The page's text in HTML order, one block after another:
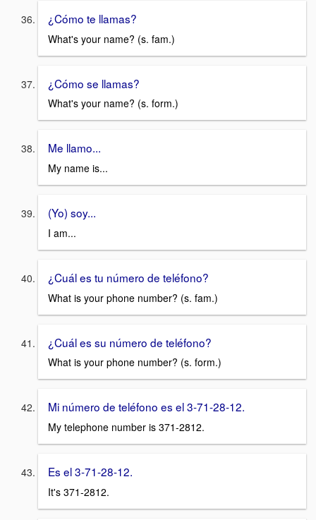
¿Cómo te llamas?
What's your name? (s. fam.)
¿Cómo se llamas?
What's your name? (s. form.)
Me llamo...
My name is...
(Yo) soy...
I am...
¿Cuál es tu número de teléfono?
What is your phone number? (s. fam.)
¿Cuál es su número de teléfono?
What is your phone number? (s. form.)
Mi número de teléfono es el 3-71-28-12.
My telephone number is 371-2812.
Es el 3-71-28-12.
It's 371-2812.